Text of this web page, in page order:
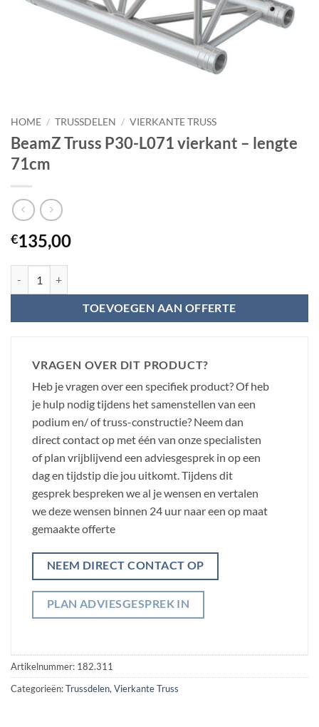
HOME / TRUSSDELEN / VIERKANTE TRUSS
BeamZ Truss P30-L071 vierkant – lengte
71cm
€135,00
TOEVOEGEN AAN OFFERTE
VRAGEN OVER DIT PRODUCT?
Heb je vragen over een specifiek product? Of heb
je hulp nodig tijdens het samenstellen van een
podium en/ of truss-constructie? Neem dan
direct contact op met één van onze specialisten
of plan vrijblijvend een adviesgesprek in op een
dag en tijdstip die jou uitkomt. Tijdens dit
gesprek bespreken we al je wensen en vertalen
we deze wensen binnen 24 uur naar een op maat
gemaakte offerte
NEEM DIRECT CONTACT OP
PLAN ADVIESGESPREK IN
Artikelnummer: 182.311
Categorieën:Trussdelen, Vierkante Truss